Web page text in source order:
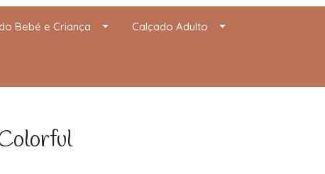
Bebé e Criança Calçado Adulto